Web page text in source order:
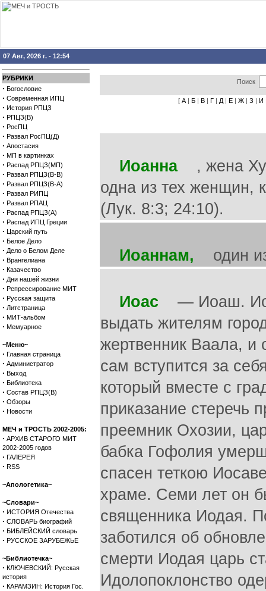
07 Авг, 2026 г. - 12:54
РУБРИКИ
· Богословие
· Современная ИПЦ
· История РПЦЗ
· РПЦЗ(В)
· РосПЦ
· Развал РосПЦ(Д)
· Апостасия
· МП в картинках
· Распад РПЦЗ(МП)
· Развал РПЦЗ(В-В)
· Развал РПЦЗ(В-А)
· Развал РИПЦ
· Развал РПАЦ
· Распад РПЦЗ(А)
· Распад ИПЦ Греции
· Царский путь
· Белое Дело
· Дело о Белом Деле
· Врангелиана
· Казачество
· Дни нашей жизни
· Репрессирование МИТ
· Русская защита
· Литстраница
· МИТ-альбом
· Мемуарное
~Меню~
· Главная страница
· Администратор
· Выход
· Библиотека
· Состав РПЦЗ(В)
· Обзоры
· Новости
МЕЧ и ТРОСТЬ 2002-2005:
· АРХИВ СТАРОГО МИТ
2002-2005 годов
· ГАЛЕРЕЯ
· RSS
~Апологетика~
~Словари~
· ИСТОРИЯ Отечества
· СЛОВАРЬ биографий
· БИБЛЕЙСКИЙ словарь
· РУССКОЕ ЗАРУБЕЖЬЕ
~Библиотечка~
· КЛЮЧЕВСКИЙ: Русская
история
· КАРАМЗИН: История Гос.
Поиск
[ А | Б | В | Г | Д | Е | Ж | З | И
Иоанна, жена
одна из тех женщин,
(Лук. 8:3; 24:10).
Иоаннам, один
Иоас — Иоаш.
выдать жителям
жертвенник Ваала, и
сам вступится за
который вместе с
приказание
преемник Охозии,
бабка Гофолия
спасен теткою
храме. Семи лет он
священника Иодая.
заботился об
смерти Иодая царь
Идолопоклонство